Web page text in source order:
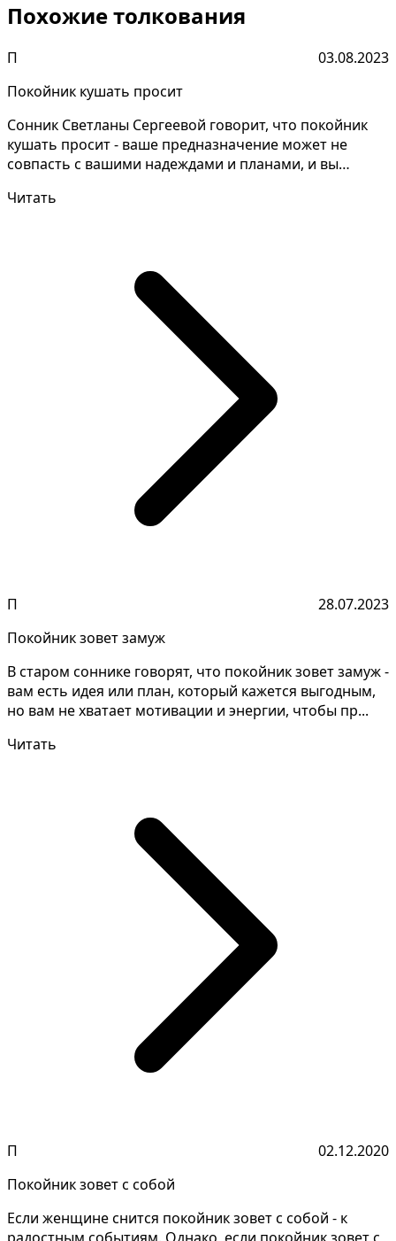
Похожие толкования
П
03.08.2023
Покойник кушать просит
Сонник Светланы Сергеевой говорит, что покойник
кушать просит - ваше предназначение может не
совпасть с вашими надеждами и планами, и вы
Читать
П
28.07.2023
Покойник зовет замуж
В старом соннике говорят, что покойник зовет замуж -
вам есть идея или план, который кажется выгодным,
но вам не хватает мотивации и энергии, чтобы пр...
Читать
П
02.12.2020
Покойник зовет с собой
Если женщине снится покойник зовет с собой - к